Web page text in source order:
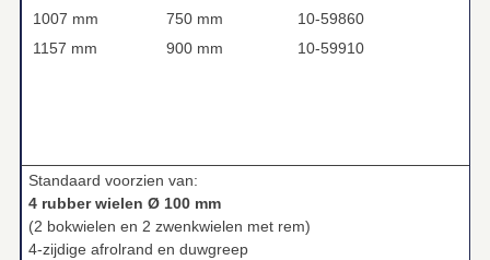
1007 mm
750 mm
10-59860
1157 mm
900 mm 10-59910
Standaard voorzien van:
4 rubber wielen Ø 100 mm
(2 bokwielen en 2 zwenkwielen met rem)
4-zijdige afrolrand en duwgreep